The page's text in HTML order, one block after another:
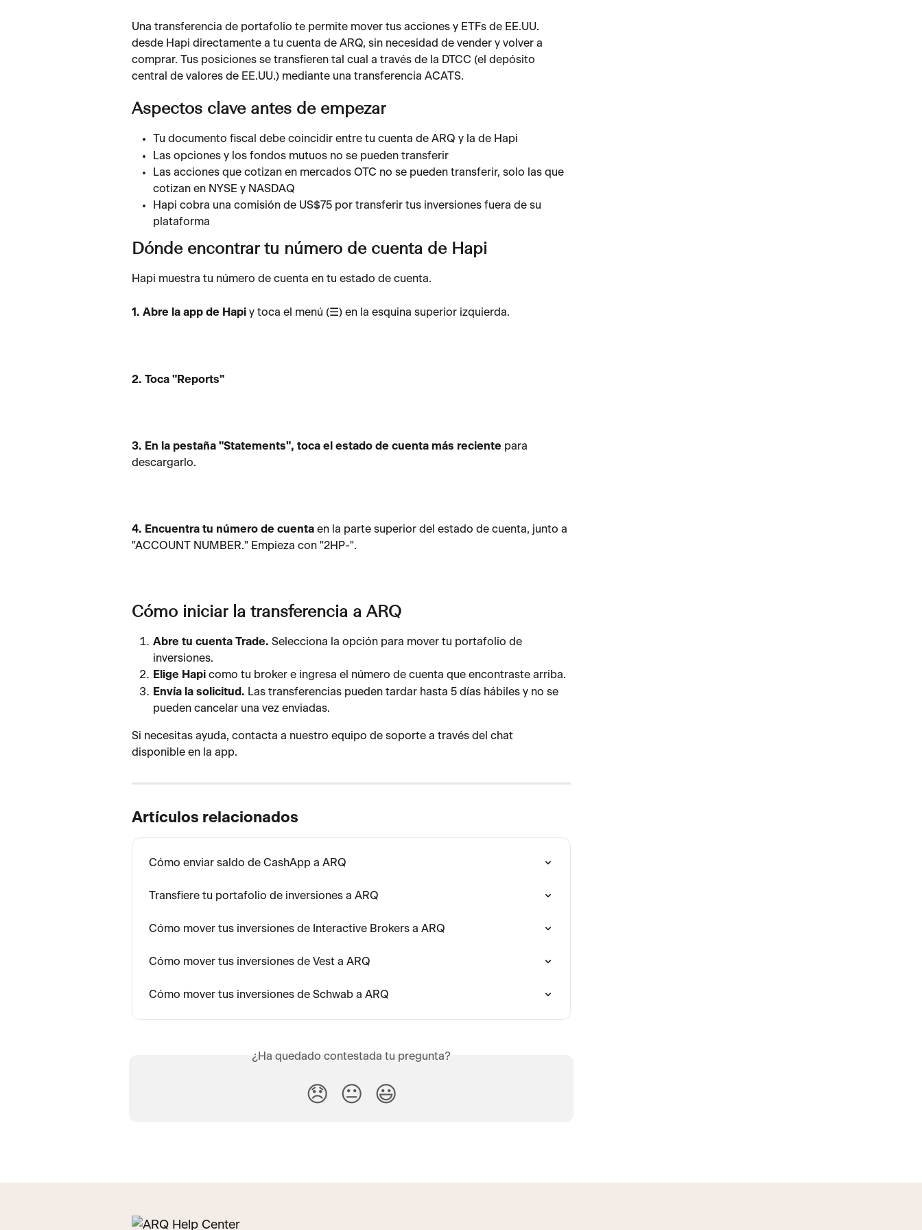
Una transferencia de portafolio te permite mover tus acciones y ETFs de EE.UU.
desde Hapi directamente a tu cuenta de ARQ, sin necesidad de vender y volver a
comprar. Tus posiciones se transfieren tal cual a través de la DTCC (el depósito
central de valores de EE.UU.) mediante una transferencia ACATS.
Aspectos clave antes de empezar
Tu documento fiscal debe coincidir entre tu cuenta de ARQ y la de Hapi
Las opciones y los fondos mutuos no se pueden transferir
Las acciones que cotizan en mercados OTC no se pueden transferir, solo las que
cotizan en NYSE y NASDAQ
Hapi cobra una comisión de US$75 por transferir tus inversiones fuera de su
plataforma
Dónde encontrar tu número de cuenta de Hapi
Hapi muestra tu número de cuenta en tu estado de cuenta.
1. Abre la app de Hapi y toca el menú (☰) en la esquina superior izquierda.
2. Toca "Reports"
3. En la pestaña "Statements", toca el estado de cuenta más reciente para
descargarlo.
4. Encuentra tu número de cuenta en la parte superior del estado de cuenta, junto a
"ACCOUNT NUMBER." Empieza con "2HP-".
Cómo iniciar la transferencia a ARQ
Abre tu cuenta Trade. Selecciona la opción para mover tu portafolio de
inversiones.
Elige Hapi como tu broker e ingresa el número de cuenta que encontraste arriba.
Envía la solicitud. Las transferencias pueden tardar hasta 5 días hábiles y no se
pueden cancelar una vez enviadas.
Si necesitas ayuda, contacta a nuestro equipo de soporte a través del chat
disponible en la app.
Artículos relacionados
Cómo enviar saldo de CashApp a ARQ
Transfiere tu portafolio de inversiones a ARQ
Cómo mover tus inversiones de Interactive Brokers a ARQ
Cómo mover tus inversiones de Vest a ARQ
Cómo mover tus inversiones de Schwab a ARQ
¿Ha quedado contestada tu pregunta?
😞 😐 😃